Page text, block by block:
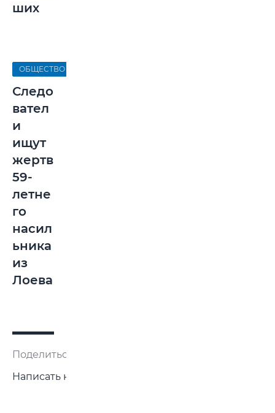
ших
ОБЩЕСТВО
Следо
вател
и
ищут
жертв
59-
летне
го
насил
ьника
из
Лоева
Поделиться:
Написать нам